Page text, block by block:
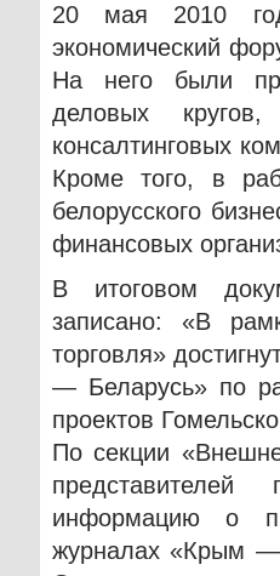
20 мая 2010
экономический
На него были
деловых
консалтинговых
Кроме того, в
белорусского
финансовых
В итоговом
записано: «В
торговля»
— Беларусь» по
проектов
По секции
информацию о
журналах «Крым —